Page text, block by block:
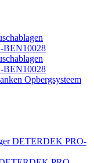
Opbergsysteem